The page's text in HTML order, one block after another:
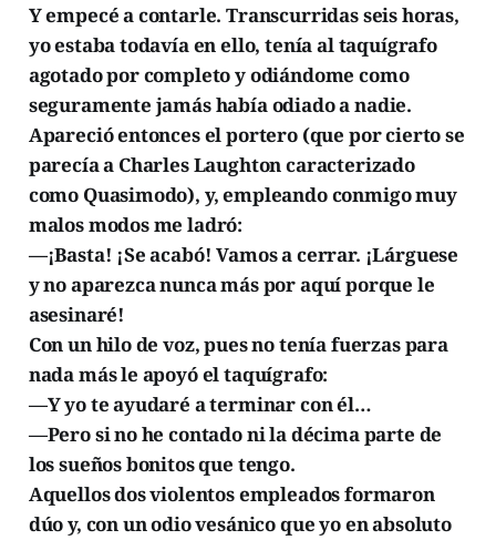
Y empecé a contarle. Transcurridas seis horas,
yo estaba todavía en ello, tenía al taquígrafo
agotado por completo y odiándome como
seguramente jamás había odiado a nadie.
Apareció entonces el portero (que por cierto se
parecía a Charles Laughton caracterizado
como Quasimodo), y, empleando conmigo muy
malos modos me ladró:
—¡Basta! ¡Se acabó! Vamos a cerrar. ¡Lárguese
y no aparezca nunca más por aquí porque le
asesinaré!
Con un hilo de voz, pues no tenía fuerzas para
nada más le apoyó el taquígrafo:
—Y yo te ayudaré a terminar con él…
—Pero si no he contado ni la décima parte de
los sueños bonitos que tengo.
Aquellos dos violentos empleados formaron
dúo y, con un odio vesánico que yo en absoluto